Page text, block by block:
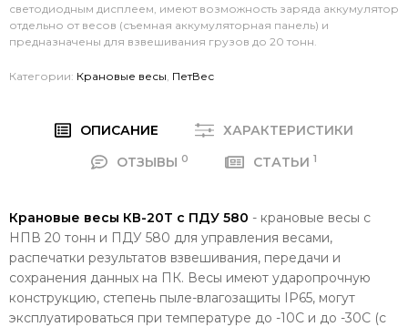
светодиодным дисплеем, имеют возможность заряда аккумулятор
отдельно от весов (съемная аккумуляторная панель) и
предназначены для взвешивания грузов до 20 тонн.
Категории: Крановые весы, ПетВес
ОПИСАНИЕ
ХАРАКТЕРИСТИКИ
ОТЗЫВЫ 0 СТАТЬИ 1
Крановые весы КВ-20Т с ПДУ 580 - крановые весы с
НПВ 20 тонн и ПДУ 580 для управления весами,
распечатки результатов взвешивания, передачи и
сохранения данных на ПК. Весы имеют ударопрочную
конструкцию, степень пыле-влагозащиты IP65, могут
эксплуатироваться при температуре до -10С и до -30С (с